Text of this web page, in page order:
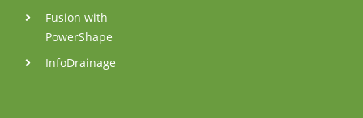
Fusion with
PowerShape
InfoDrainage